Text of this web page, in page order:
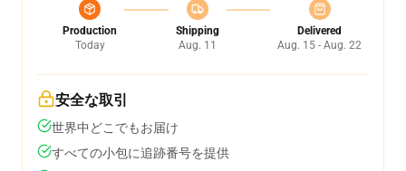
Production
Today
Shipping
Aug. 11
Delivered
Aug. 15 - Aug. 22
安全な取引
世界中どこでもお届け
すべての小包に追跡番号を提供